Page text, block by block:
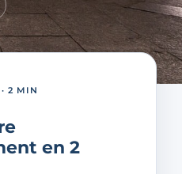
2 MIN
en 2